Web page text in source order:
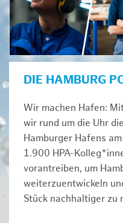
DIE HAMBURG
Wir machen Hafen:
wir rund um die Uhr
Hamburger Hafens
1.900 HPA-
vorantreiben, um
weiterzuentwickeln
Stück nachhaltiger zu